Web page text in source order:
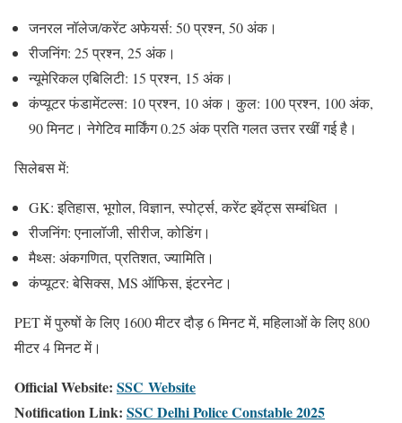
जनरल नॉलेज/करेंट अफेयर्स: 50 प्रश्न, 50 अंक।
रीजनिंग: 25 प्रश्न, 25 अंक।
न्यूमेरिकल एबिलिटी: 15 प्रश्न, 15 अंक।
कंप्यूटर फंडामेंटल्स: 10 प्रश्न, 10 अंक। कुल: 100 प्रश्न, 100 अंक,
90 मिनट। नेगेटिव मार्किंग 0.25 अंक प्रति गलत उत्तर रखीं गई है।
सिलेबस में:
GK: इतिहास, भूगोल, विज्ञान, स्पोर्ट्स, करेंट इवेंट्स सम्बंधित ।
रीजनिंग: एनालॉजी, सीरीज, कोडिंग।
मैथ्स: अंकगणित, प्रतिशत, ज्यामिति।
कंप्यूटर: बेसिक्स, MS ऑफिस, इंटरनेट।
PET में पुरुषों के लिए 1600 मीटर दौड़ 6 मिनट में, महिलाओं के लिए 800
मीटर 4 मिनट में।
Official Website: SSC Website
Notification Link: SSC Delhi Police Constable 2025